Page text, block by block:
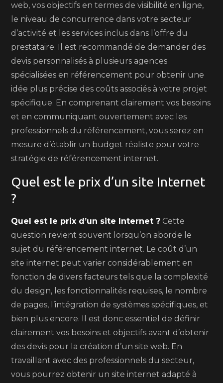
web, vos objectifs en termes de visibilité en ligne,
le niveau de concurrence dans votre secteur
d’activité et les services inclus dans l’offre du
prestataire. Il est recommandé de demander des
devis personnalisés à plusieurs agences
spécialisées en référencement pour obtenir une
idée plus précise des coûts associés à votre projet
spécifique. En comprenant clairement vos besoins
et en communiquant ouvertement avec les
professionnels du référencement, vous serez en
mesure d’établir un budget réaliste pour votre
stratégie de référencement internet.
Quel est le prix d’un site Internet
?
Quel est le prix d’un site Internet ? Cette
question revient souvent lorsqu’on aborde le
sujet du référencement internet. Le coût d’un
site internet peut varier considérablement en
fonction de divers facteurs tels que la complexité
du design, les fonctionnalités requises, le nombre
de pages, l’intégration de systèmes spécifiques, et
bien plus encore. Il est donc essentiel de définir
clairement vos besoins et objectifs avant d’obtenir
des devis pour la création d’un site web. En
travaillant avec des professionnels du secteur,
vous pourrez obtenir un site internet adapté à